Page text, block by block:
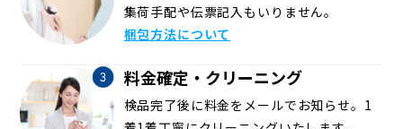
集荷手配や伝票記入もいりません。
梱包方法について
料金確定・クリーニング
検品完了後に料金をメールでお知らせ。1